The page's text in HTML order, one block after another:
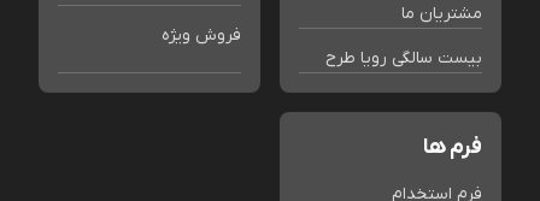
مشتریان ما
بیست سالگی رویا طرح
فروش ویژه
فرم ها
فرم استخدام